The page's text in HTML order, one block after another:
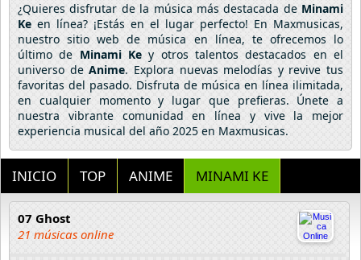
¿Quieres disfrutar de la música más destacada de Minami
Ke en línea? ¡Estás en el lugar perfecto! En Maxmusicas,
nuestro sitio web de música en línea, te ofrecemos lo
último de Minami Ke y otros talentos destacados en el
universo deAnime. Explora nuevas melodías y revive tus
favoritas del pasado. Disfruta de música en línea ilimitada,
en cualquier momento y lugar que prefieras. Únete a
nuestra vibrante comunidad en línea y vive la mejor
experiencia musical del año 2025 en Maxmusicas.
INICIO TOP ANIME MINAMI KE
07 Ghost
21 músicas online